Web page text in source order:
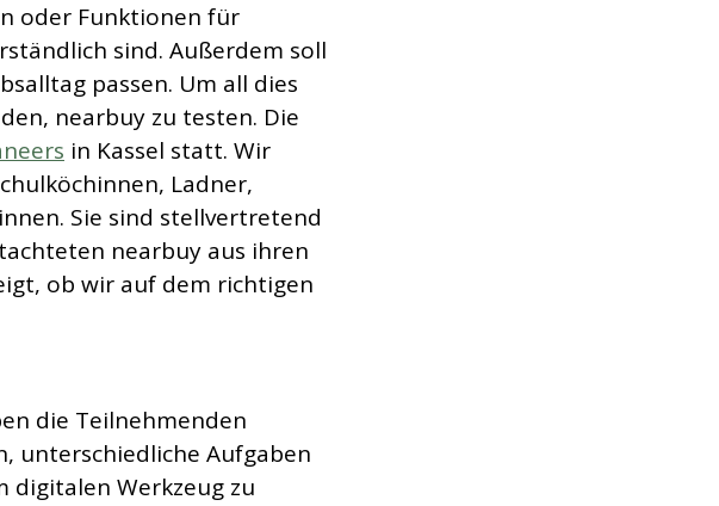
oder Funktionen für
sind. Außerdem soll
passen. Um all dies
nearbuy zu testen. Die
in Kassel statt. Wir
Ladner,
Sie sind stellvertretend
nearbuy aus ihren
ob wir auf dem richtigen
die Teilnehmenden
unterschiedliche Aufgaben
digitalen Werkzeug zu